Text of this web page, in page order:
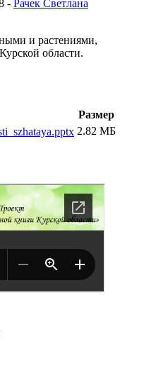
- Рачек Светлана
и растениями,
области.
Размер
2.82 МБ